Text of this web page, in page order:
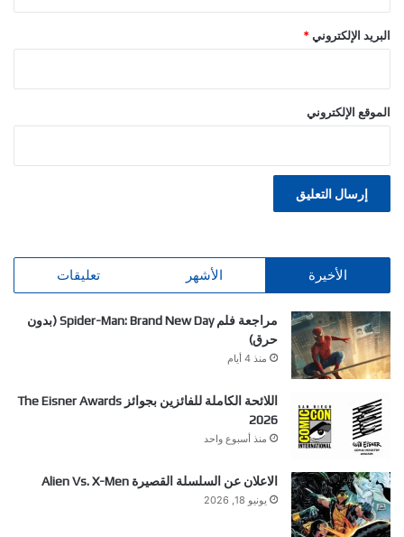
البريد الإلكتروني *
الموقع الإلكتروني
الأخيرة الأشهر تعليقات
مراجعة فلم Spider-Man: Brand New Day (بدون
حرق)
منذ 4 أيام
اللائحة الكاملة للفائزين بجوائز The Eisner Awards
2026
منذ أسبوع واحد
الاعلان عن السلسلة القصيرة Alien Vs. X-Men
يونيو 18, 2026